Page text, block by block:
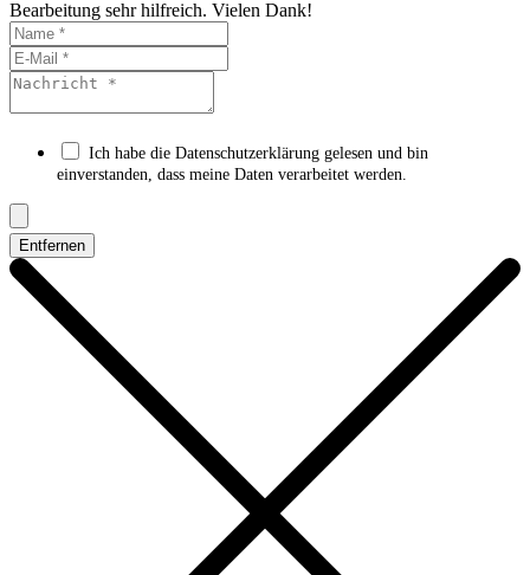
Bearbeitung sehr hilfreich. Vielen Dank!
Ich habe die Datenschutzerklärung gelesen und bin
einverstanden, dass meine Daten verarbeitet werden.
Entfernen